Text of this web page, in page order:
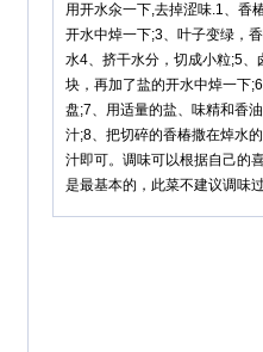
用开水氽一下,去掉涩味.1、香
开水中焯一下;3、叶子变绿，
水4、挤干水分，切成小粒;5、
块，再加了盐的开水中焯一下
盘;7、用适量的盐、味精和香
汁;8、把切碎的香椿撒在焯水
汁即可。调味可以根据自己的
是最基本的，此菜不建议调味过